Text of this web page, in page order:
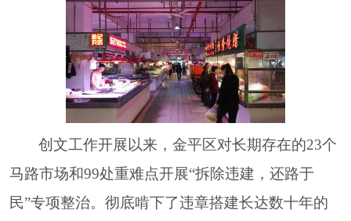
创文工作开展以来，金平区对长期存在的23个
马路市场和99处重难点开展“拆除违建，还路于
民”专项整治。彻底啃下了违章搭建长达数十年的